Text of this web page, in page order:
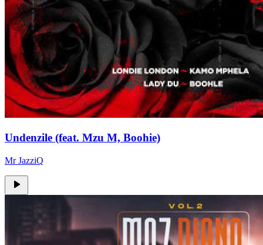
Undenzile (feat. Mzu M, Boohie)
Mr JazziQ